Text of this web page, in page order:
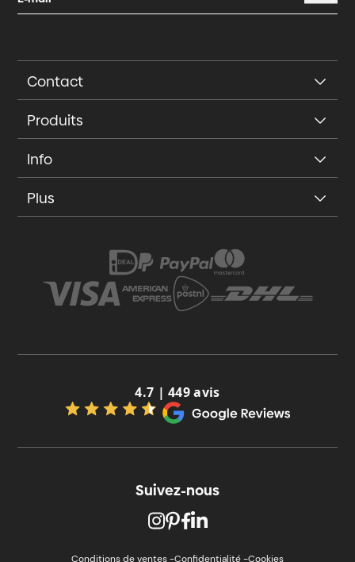
Contact
Produits
Info
Plus
4.7 | 449 avis
Suivez-nous
Conditions de ventes -Confidentialité -Cookies